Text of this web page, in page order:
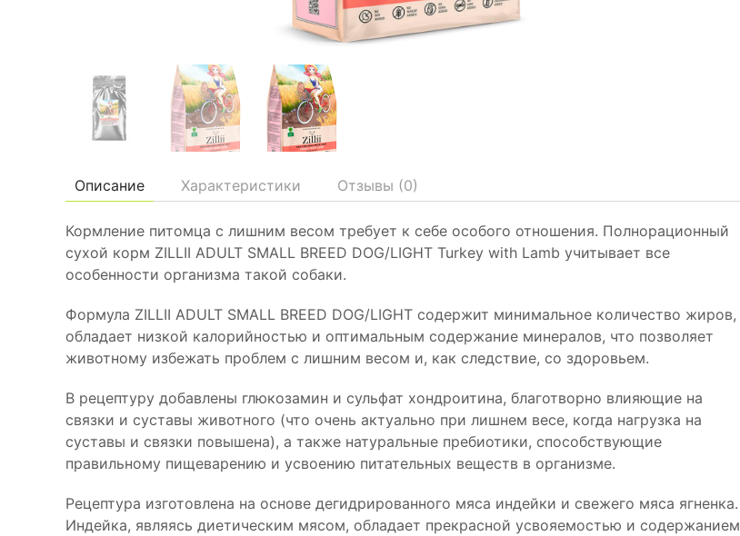
Описание Характеристики Отзывы (0)
Кормление питомца с лишним весом требует к себе особого отношения. Полнорационный
сухой корм ZILLII ADULT SMALL BREED DOG/LIGHT Turkey with Lamb учитывает все
особенности организма такой собаки.
Формула ZILLII ADULT SMALL BREED DOG/LIGHT содержит минимальное количество жиров,
обладает низкой калорийностью и оптимальным содержание минералов, что позволяет
животному избежать проблем с лишним весом и, как следствие, со здоровьем.
В рецептуру добавлены глюкозамин и сульфат хондроитина, благотворно влияющие на
связки и суставы животного (что очень актуально при лишнем весе, когда нагрузка на
суставы и связки повышена), а также натуральные пребиотики, способствующие
правильному пищеварению и усвоению питательных веществ в организме.
Рецептура изготовлена на основе дегидрированного мяса индейки и свежего мяса ягненка.
Индейка, являясь диетическим мясом, обладает прекрасной усвояемостью и содержанием